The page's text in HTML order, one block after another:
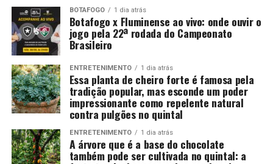
BOTAFOGO 1 dia atrás
Botafogo x Fluminense ao vivo: onde ouvir o
jogo pela 22ª rodada do Campeonato
Brasileiro
ENTRETENIMENTO 1 dia atrás
Essa planta de cheiro forte é famosa pela
tradição popular, mas esconde um poder
impressionante como repelente natural
contra pulgões no quintal
ENTRETENIMENTO 1 dia atrás
A árvore que é a base do chocolate
também pode ser cultivada no quintal: a